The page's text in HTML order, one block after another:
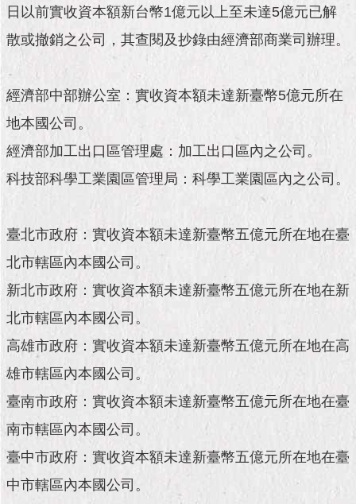
公
告
政
景
成
果
政
料
館
發
現
臺
北
動
主
題
館
日以前實收資本額新台幣1億元以上至未達5億元已解
散或撤銷之公司，其查閱及抄錄由經濟部商業司辦理。
經濟部中部辦公室：實收資本額未達新臺幣5億元所在
地本國公司。
經濟部加工出口區管理處：加工出口區內之公司。
科技部科學工業園區管理局：科學工業園區內之公司。
臺北市政府：實收資本額未達新臺幣五億元所在地在臺
北市轄區內本國公司。
新北市政府：實收資本額未達新臺幣五億元所在地在新
北市轄區內本國公司。
高雄市政府：實收資本額未達新臺幣五億元所在地在高
雄市轄區內本國公司。
臺南市政府：實收資本額未達新臺幣五億元所在地在臺
南市轄區內本國公司。
臺中市政府：實收資本額未達新臺幣五億元所在地在臺
中市轄區內本國公司。